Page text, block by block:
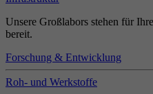
Unsere Großlabors stehen für
bereit.
Forschung & Entwicklung
Roh- und Werkstoffe